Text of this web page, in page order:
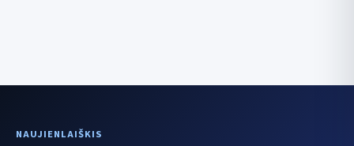
NAUJIENLAIŠKIS